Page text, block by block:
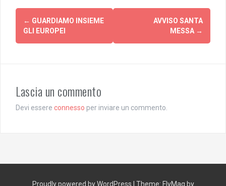
Post
navigation
← GUARDIAMO INSIEME
GLI EUROPEI
AVVISO SANTA
MESSA →
Lascia un commento
Devi essere connesso per inviare un commento.
Proudly powered by WordPress Theme: FlyMag by